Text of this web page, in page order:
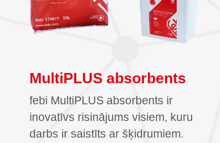
MultiPLUS absorbents
febi MultiPLUS absorbents ir
inovatīvs risinājums visiem, kuru
darbs ir saistīts ar šķidrumiem.